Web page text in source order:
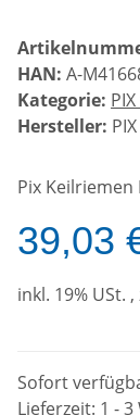
HAN: A-
Kategorie:
Hersteller:
Pix
39,03
inkl. 19% USt. ,
Sofort
Lieferzeit: 1 -